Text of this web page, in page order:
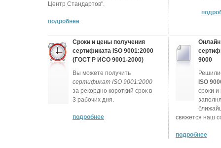
Центр Стандартов".
подробнее
Сроки и цены получения
сертификата ISO 9001:2000
(ГОСТ Р ИСО 9001-2000)
Вы можете получить
сертификат ISO 9001:2000
за рекордно короткий срок в
3 рабочих дня.
подробнее
Онлайн
9000
ISO
сроки и
свяжется наш
подробнее